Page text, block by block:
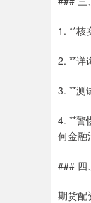
1. **核
2. **详
3. **测
4. **警
何金融
### 四
期货配